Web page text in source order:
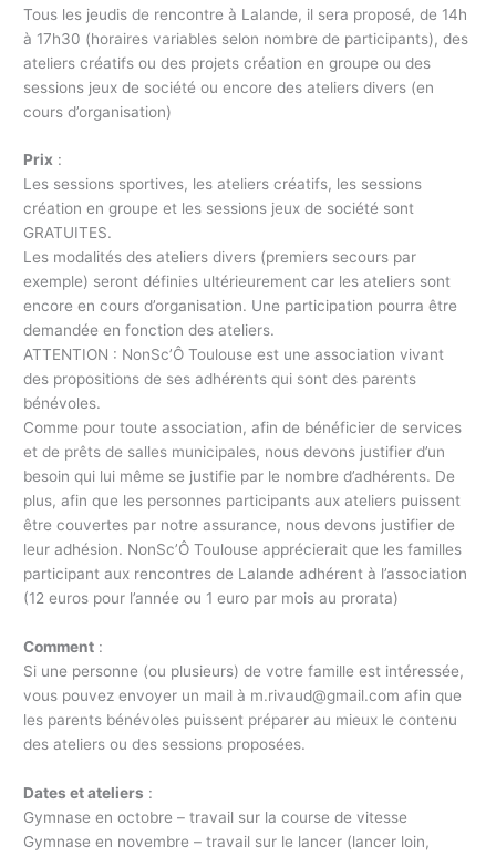
Tous les jeudis de rencontre à Lalande, il sera proposé, de 14h
à 17h30 (horaires variables selon nombre de participants), des
ateliers créatifs ou des projets création en groupe ou des
sessions jeux de société ou encore des ateliers divers (en
cours d’organisation)
Prix :
Les sessions sportives, les ateliers créatifs, les sessions
création en groupe et les sessions jeux de société sont
GRATUITES.
Les modalités des ateliers divers (premiers secours par
exemple) seront définies ultérieurement car les ateliers sont
encore en cours d’organisation. Une participation pourra être
demandée en fonction des ateliers.
ATTENTION : NonSc’Ô Toulouse est une association vivant
des propositions de ses adhérents qui sont des parents
bénévoles.
Comme pour toute association, afin de bénéficier de services
et de prêts de salles municipales, nous devons justifier d’un
besoin qui lui même se justifie par le nombre d’adhérents. De
plus, afin que les personnes participants aux ateliers puissent
être couvertes par notre assurance, nous devons justifier de
leur adhésion. NonSc’Ô Toulouse apprécierait que les familles
participant aux rencontres de Lalande adhérent à l’association
(12 euros pour l’année ou 1 euro par mois au prorata)
Comment :
Si une personne (ou plusieurs) de votre famille est intéressée,
vous pouvez envoyer un mail à m.rivaud@gmail.com afin que
les parents bénévoles puissent préparer au mieux le contenu
des ateliers ou des sessions proposées.
Dates et ateliers :
Gymnase en octobre – travail sur la course de vitesse
Gymnase en novembre – travail sur le lancer (lancer loin,